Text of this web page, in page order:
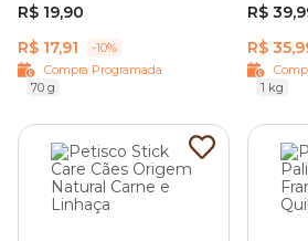
R$ 19,90
R$ 17,91
-10%
Compra Programada
70 g
R$
R$
1 kg